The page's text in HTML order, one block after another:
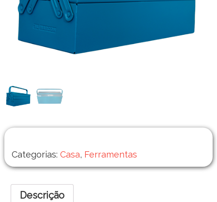
Categorias: Casa, Ferramentas
Descrição